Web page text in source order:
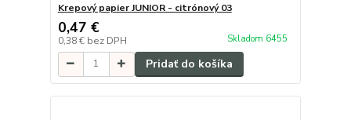
Krepový papier JUNIOR - citrónový 03
0,47 €
0,38 € bez DPH Skladom 6455
Pridať do košíka